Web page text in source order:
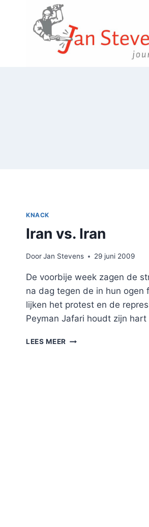
KNACK
Iran vs. Iran
DoorJan Stevens 29 juni 2009
De voorbije week zagen de
na dag tegen de in hun ogen
lijken het protest en de
Peyman Jafari houdt zijn
LEES MEER IRAN